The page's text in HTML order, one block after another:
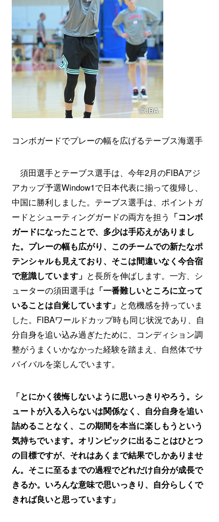
コンボガードでプレーの幅を広げるテーブス海選手
須田選手とテーブス選手は、今年2月のFIBAアジ
アカップ予選Window1で日本代表に揃って復帰し、
中国に勝利しました。テーブス選手は、ポイントガ
ードとシューティングガードの両方を担う 「コンボ
ガードになったことで、多少は手応えがありまし
た。プレーの幅も広がり、このチームでの新たなポ
テンシャルも見えており、そこは間違いなく今合宿
で意識しています」 と長所を伸ばします。一方、シ
ューターの須田選手は 「一番難しいところに立って
いることは自覚しています」 と危機感を持っていま
した。FIBAワールドカップ時も同じ状況であり、自
分自身を追い込み過ぎたために、コンディション調
整がうまくいかなかった経験を踏まえ、自然体でサ
バイバルを楽しんでいます。
「とにかく後悔しないように思いっきりやろう。シ
ュートが入る入らないは関係なく、自分自身を追い
詰めることなく、この期間を本当に楽しもうという
気持ちでいます。オリンピックに出ることはひとつ
の目標ですが、それはあくまで結果でしかありませ
ん。そこに至るまでの過程でどれだけ自分が成長で
きるか。いろんな意味で思いっきり、自分らしくで
きれば良いと思っています」